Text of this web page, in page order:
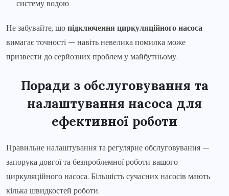
систему водою
Не забувайте, щопідключення циркуляційного насоса
вимагає точності — навіть невелика помилка може
призвести до серйозних проблем у майбутньому.
Поради з обслуговування та
налаштування насоса для
ефективної роботи
Правильне налаштування та регулярне обслуговування —
запорука довгої та безпроблемної роботи вашого
циркуляційного насоса. Більшість сучасних насосів мають
кілька швидкостей роботи.